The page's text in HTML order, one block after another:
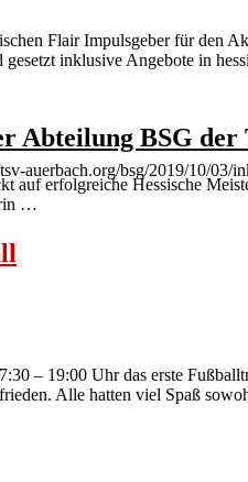
Abteilung BSG
erfolgreiche Hessische
…
Flair Impulsgeber für den
inklusive Angebote in
auerbach.org/bsg/2019/10/03/
– 19:00 Uhr das erste
Alle hatten viel Spaß